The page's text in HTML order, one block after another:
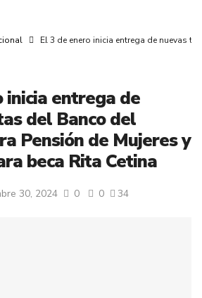
El 3 de enero inicia entrega de nuevas
inicia entrega de
del Banco del
Pensión de Mujeres y
beca Rita Cetina
30, 2024 0 0 34